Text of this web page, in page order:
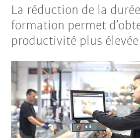
La réduction de la
formation permet
productivité plus élevée